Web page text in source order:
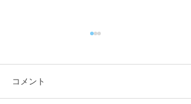
コメント